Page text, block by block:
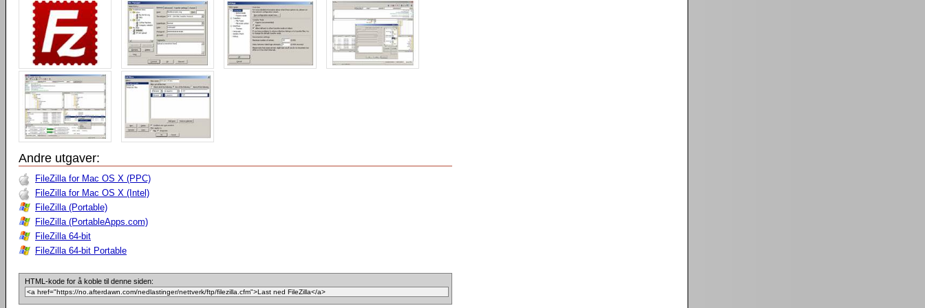
Andre utgaver:
FileZilla for Mac OS X (PPC)
FileZilla for Mac OS X (Intel)
FileZilla (Portable)
FileZilla (PortableApps.com)
FileZilla 64-bit
FileZilla 64-bit Portable
HTML-kode for å koble til denne siden: